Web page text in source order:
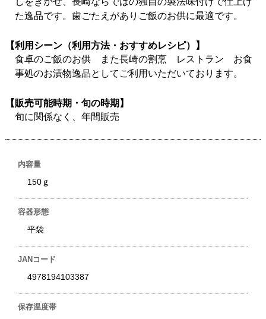
た逸品です。歯ごたえがありご飯のお供に最適です。
【利用シーン（利用方法・おすすめレシピ）】
食卓のご飯のお供 また長崎の割烹 レストラン お食
事処のお漬物逸品としてご利用いただいております。
【販売可能時期・旬の時期】
旬に関係なく、年間販売
内容量
150ｇ
容器形態
平袋
JANコード
4978194103387
保存温度帯